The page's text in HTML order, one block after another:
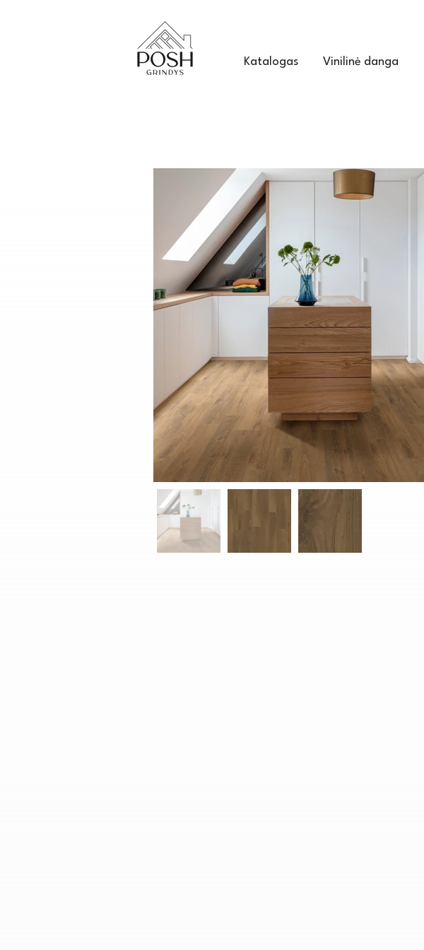
Katalogas Vinilinė danga